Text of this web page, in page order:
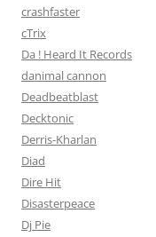
crashfaster
cTrix
Da ! Heard It Records
danimal cannon
Deadbeatblast
Decktonic
Derris-Kharlan
Diad
Dire Hit
Disasterpeace
Dj Pie